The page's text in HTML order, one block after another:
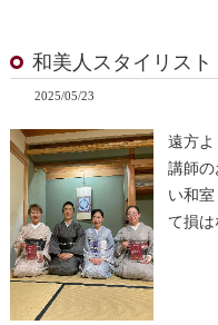
和美人スタイリスト
2025/05/23
遠方よ
講師
い和
て損